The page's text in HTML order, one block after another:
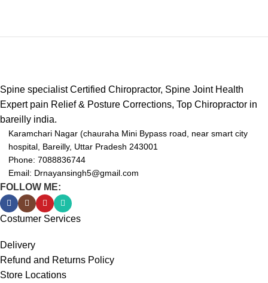
Spine specialist Certified Chiropractor, Spine Joint Health
Expert pain Relief & Posture Corrections, Top Chiropractor in
bareilly india.
Karamchari Nagar (chauraha Mini Bypass road, near smart city
hospital, Bareilly, Uttar Pradesh 243001
Phone: 7088836744
Email: Drnayansingh5@gmail.com
FOLLOW ME:
Costumer Services
Delivery
Refund and Returns Policy
Store Locations